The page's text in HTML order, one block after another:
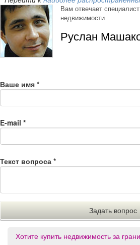
Вам отвечает
недвижимости
Руслан
Ваше имя *
E-mail *
Текст вопроса *
Хотите купить недвижимость за